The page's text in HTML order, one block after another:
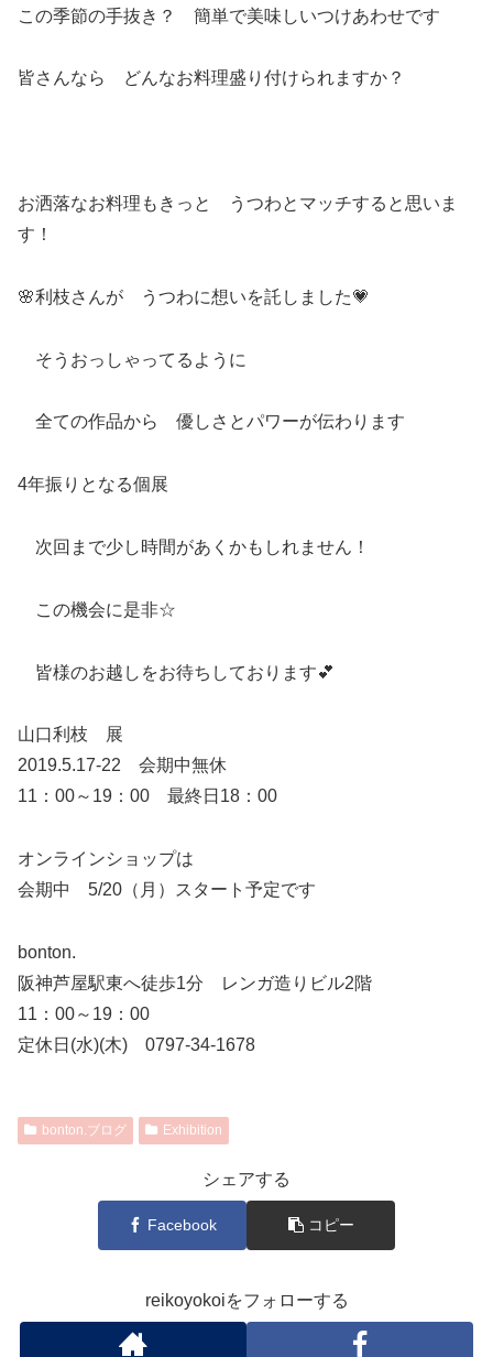
この季節の手抜き？ 簡単で美味しいつけあわせです
皆さんなら どんなお料理盛り付けられますか？
お洒落なお料理もきっと うつわとマッチすると思いま
す！
🌸利枝さんが うつわに想いを託しました💗
そうおっしゃってるように
全ての作品から 優しさとパワーが伝わります
4年振りとなる個展
次回まで少し時間があくかもしれません！
この機会に是非☆
皆様のお越しをお待ちしております💕
山口利枝 展
2019.5.17-22 会期中無休
11：00～19：00 最終日18：00
オンラインショップは
会期中 5/20（月）スタート予定です
bonton.
阪神芦屋駅東へ徒歩1分 レンガ造りビル2階
11：00～19：00
定休日(水)(木) 0797-34-1678
bonton.ブログ Exhibition
シェアする
Facebook コピー
reikoyokoiをフォローする